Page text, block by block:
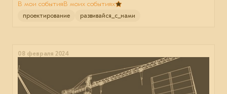
В мои событияВ моих событиях
проектирование развивайся_с_нами
08 февраля 2024